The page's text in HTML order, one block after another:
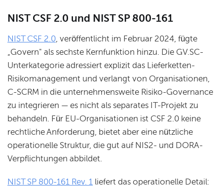
NIST CSF 2.0 und NIST SP 800-161
NIST CSF 2.0, veröffentlicht im Februar 2024, fügte
„Govern" als sechste Kernfunktion hinzu. Die GV.SC-
Unterkategorie adressiert explizit das Lieferketten-
Risikomanagement und verlangt von Organisationen,
C-SCRM in die unternehmensweite Risiko-Governance
zu integrieren — es nicht als separates IT-Projekt zu
behandeln. Für EU-Organisationen ist CSF 2.0 keine
rechtliche Anforderung, bietet aber eine nützliche
operationelle Struktur, die gut auf NIS2- und DORA-
Verpflichtungen abbildet.
NIST SP 800-161 Rev. 1 liefert das operationelle Detail: